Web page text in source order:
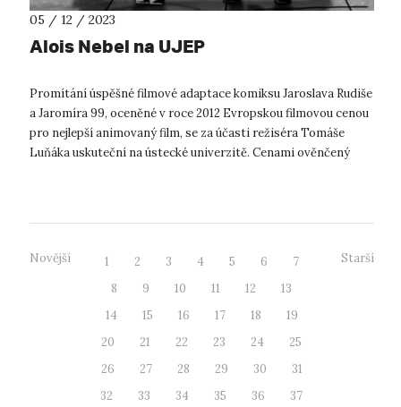
05 / 12 / 2023
Alois Nebel na UJEP
Promítání úspěšné filmové adaptace komiksu Jaroslava Rudiše
a Jaromíra 99, oceněné v roce 2012 Evropskou filmovou cenou
pro nejlepší animovaný film, se za účasti režiséra Tomáše
Luňáka uskuteční na ústecké univerzitě. Cenami ověnčený
Novější 1 2 3 4 5 6
7
8
9 10 11 12
13
14
15 16 17 18
19
20
21 22 23 24
25
26
27 28 29 30
31
32
33 34 35 36
37
Starší